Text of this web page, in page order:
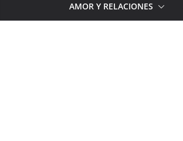
AMOR Y RELACIONES